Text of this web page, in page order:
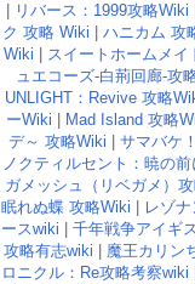
リバース：1999攻略Wiki
ク 攻略 Wiki
ハニカム 攻
Wiki
スイートホームメイ
ュエコーズ-白荊回廊-攻
UNLIGHT：Revive 攻略
ーWiki
Mad Island 攻略
デ～ 攻略Wiki
サマバケ
ノクティルセント：暁の
ガメッシュ（リベガメ）
眠れぬ蝶 攻略Wiki
レゾ
ースwiki
千年戦争アイギ
攻略有志wiki
魔王カリン
ロニクル：Re攻略考察wiki